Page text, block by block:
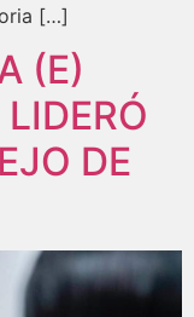
[…]
(E)
DE